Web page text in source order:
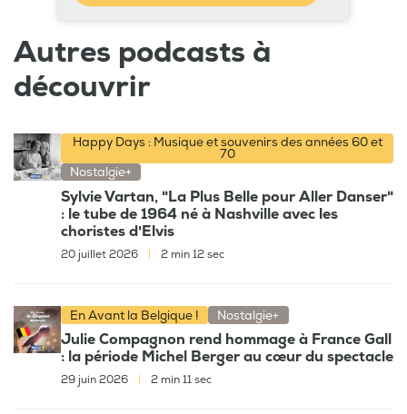
Autres podcasts à
découvrir
Happy Days : Musique et souvenirs des années 60 et
70
Nostalgie+
Sylvie Vartan, "La Plus Belle pour Aller Danser"
: le tube de 1964 né à Nashville avec les
choristes d'Elvis
20 juillet 2026 2 min 12 sec
En Avant la Belgique ! Nostalgie+
Julie Compagnon rend hommage à France Gall
: la période Michel Berger au cœur du spectacle
29 juin 2026 | 2 min 11 sec